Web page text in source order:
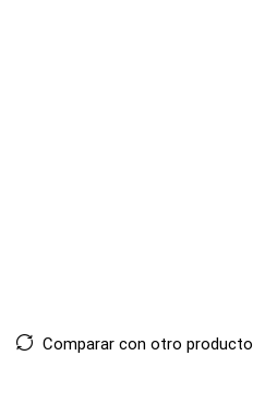
Comparar con otro producto